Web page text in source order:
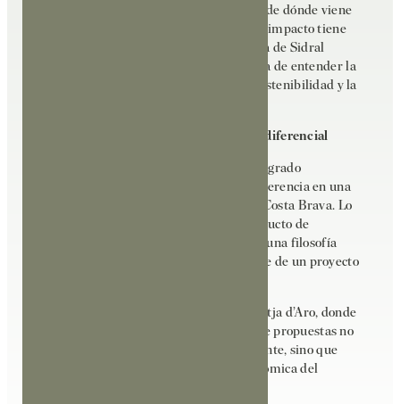
buena ejecución culinaria. Quiere saber de dónde viene
el producto, cómo se ha elaborado y qué impacto tiene
su elección. En este sentido, la propuesta de Sidral
encaja plenamente con esta nueva forma de entender la
gastronomía, donde la proximidad, la sostenibilidad y la
Aquí el territorio se convierte en valor diferencial
En pocos meses, Sidral Platja d’Aro ha logrado
consolidarse como un restaurante de referencia en una
de las poblaciones más dinámicas de la Costa Brava. Lo
ha hecho apostando por lo esencial: producto de
proximidad, conexión con el territorio y una filosofía
gastronómica coherente que forma parte de un proyecto
En un entorno tan competitivo como Platja d’Aro, donde
la oferta es amplia y diversa, este tipo de propuestas no
solo enriquecen la experiencia del visitante, sino que
también refuerzan la identidad gastronómica del